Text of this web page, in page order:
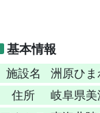
基本情報
施設名
洲原ひま
住所
岐阜県美